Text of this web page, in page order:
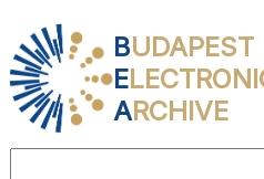
BUDAPEST
E
ARCHIVE